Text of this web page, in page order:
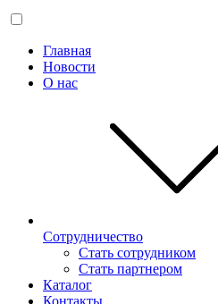
Главная
Новости
О нас
Сотрудничество
Стать сотрудником
Стать партнером
Каталог
Контакты